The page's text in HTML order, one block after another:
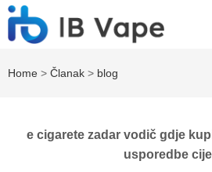
Home > Članak > blog
e cigarete zadar vodič gdje
usporedbe